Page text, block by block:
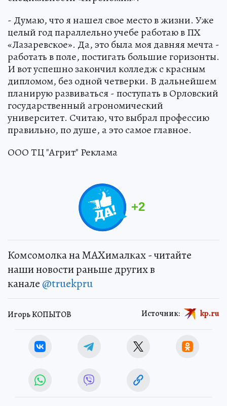
- Думаю, что я нашел свое место в жизни. Уже
целый год параллельно учебе работаю в ПХ
«Лазаревское». Да, это была моя давняя мечта -
работать в поле, постигать большие горизонты.
И вот успешно закончил колледж с красным
дипломом, без одной четверки. В дальнейшем
планирую развиваться - поступать в Орловский
государственный агрономический
университет. Считаю, что выбрал профессию
правильно, по душе, а это самое главное.
ООО ТЦ "Агрит" Реклама
+2
Комсомолка на MAXималках - читайте
наши новости раньше других в
канале @truekpru
Игорь КОПЫТОВ Источник: kp.ru